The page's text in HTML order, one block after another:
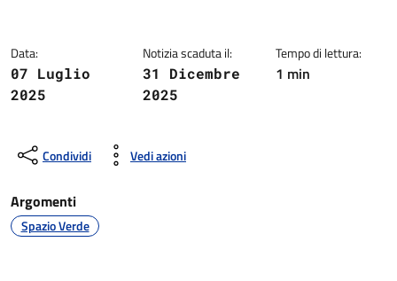
Data:
07 Luglio
2025
Notizia scaduta il:
31 Dicembre
2025
Tempo di lettura:
1 min
Condividi Vedi azioni
Argomenti
Spazio Verde